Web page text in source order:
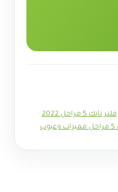
5 مراحل 2022
·